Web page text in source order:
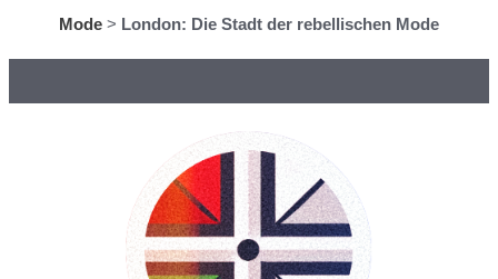
Mode > London: Die Stadt der rebellischen Mode